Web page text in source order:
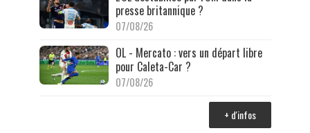
presse britannique ?
07/08/26
OL - Mercato : vers un départ libre
pour Caleta-Car ?
07/08/26
+ d'infos